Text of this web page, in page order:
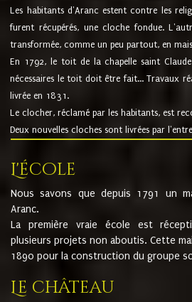
Les habitants d'Aranc estent contre les
furent récupérés, une cloche fondue.
transformée, comme un peu partout, en
En 1792, le toit de la chapelle saint
nécessaires le toit doit être fait... Travaux
livrée en 1831.
Le clocher, réclamé par les habitants, est
Deux nouvelles cloches sont livrées par
L'école
Nous savons que depuis 1791 un
Aranc.
La première vraie école est
plusieurs projets non aboutis. Cette
1890 pour la construction du groupe
Le château